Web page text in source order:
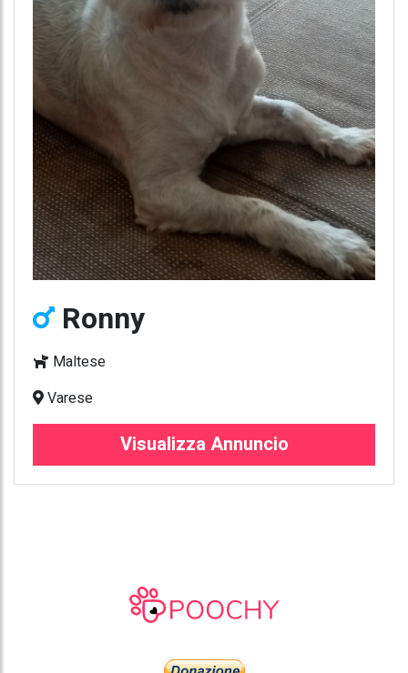
Ronny
Maltese
Varese
Visualizza Annuncio